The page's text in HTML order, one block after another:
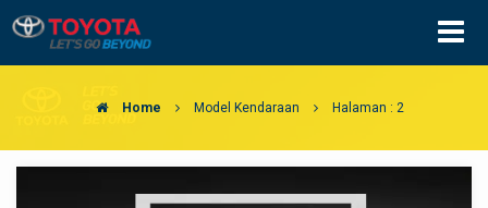
Home Model Kendaraan Halaman : 2